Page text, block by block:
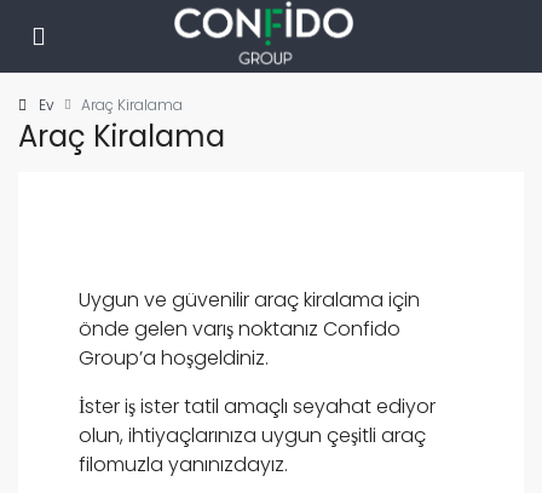
Ev Araç Kiralama
Araç Kiralama
Uygun ve güvenilir araç kiralama için
önde gelen varış noktanız Confido
Group’a hoşgeldiniz.
İster iş ister tatil amaçlı seyahat ediyor
olun, ihtiyaçlarınıza uygun çeşitli araç
filomuzla yanınızdayız.